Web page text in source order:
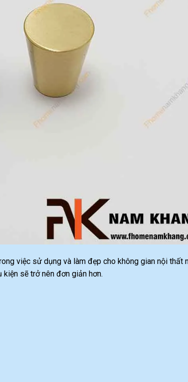
việc sử dụng và làm đẹp cho không gian nội thất
sẽ trở nên đơn giản hơn.
Tết Nguyên Đán
2025 đang đến –
lễ hội đã tràn ngập khắp
[...]
Tay nắm tủ –
tầm không gian